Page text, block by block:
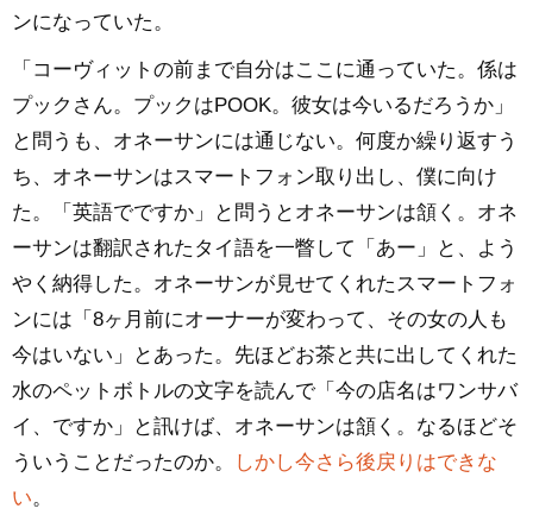
ンになっていた。
「コーヴィットの前まで自分はここに通っていた。係は
プックさん。プックはPOOK。彼女は今いるだろうか」
と問うも、オネーサンには通じない。何度か繰り返すう
ち、オネーサンはスマートフォン取り出し、僕に向け
た。「英語でですか」と問うとオネーサンは頷く。オネ
ーサンは翻訳されたタイ語を一瞥して「あー」と、よう
やく納得した。オネーサンが見せてくれたスマートフォ
ンには「8ヶ月前にオーナーが変わって、その女の人も
今はいない」とあった。先ほどお茶と共に出してくれた
水のペットボトルの文字を読んで「今の店名はワンサバ
イ、ですか」と訊けば、オネーサンは頷く。なるほどそ
ういうことだったのか。
しかし今さら後戻りはできな
い。